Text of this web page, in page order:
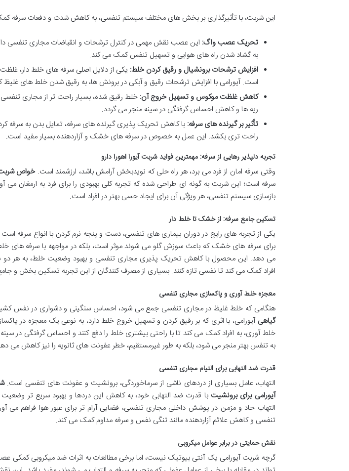
این شربت، با تأثیرگذاری بر بخش های مختلف سیستم تنفسی، به کاهش شدت و دفعات سرفه
تحریک عصب واگ: این عصب نقش مهمی در کنترل ترشحات و انقباضات مجاری تنفسی
به گشاد شدن راه های هوایی و تسهیل تنفس کمک می کند.
افزایش ترشحات برونشیال و رقیق کردن خلط: یکی از دلایل اصلی سرفه های خلط دار،
است. آیورامی با افزایش ترشحات رقیق و آبکی در برونش ها، به رقیق شدن خلط های
کاهش غلظت موکوس و تسهیل خروج آن: خلط رقیق شده، بسیار راحت تر از مجاری
ریه ها و کاهش احساس گرفتگی در سینه منجر می گردد.
تأثیر بر گیرنده های سرفه: با کاهش تحریک پذیری گیرنده های سرفه، تمایل بدن به سرفه
راحت تری بکشد. این عمل به خصوص در سرفه های خشک و آزاردهنده بسیار مفید است.
تجربه دلپذیر رهایی از سرفه: مهمترین فواید شربت آیورا اهورا دارو
وقتی سرفه امان از فرد می برد، هر راه حلی که نویدبخش آرامش باشد، ارزشمند است.خواص شربت
سرفه است؛ این شربت به گونه ای طراحی شده که تجربه کلی بهبودی را برای فرد به ارمغان می
بازسازی سیستم تنفسی، هر ویژگی آن برای ایجاد حسی بهتر در افراد است.
تسکین جامع سرفه: از خشک تا خلط دار
یکی از تجربه های رایج در دوران بیماری های تنفسی، دست و پنجه نرم کردن با انواع سرفه
برای سرفه های خشک که باعث سوزش گلو می شوند موثر است، بلکه در مواجهه با سرفه های
می دهد. این محصول با کاهش تحریک پذیری مجاری تنفسی و بهبود وضعیت خلط، به هر دو
افراد کمک می کند تا نفسی تازه کنند. بسیاری از مصرف کنندگان از این تجربه تسکین بخش و
معجزه خلط آوری و پاکسازی مجاری تنفسی
هنگامی که خلط غلیظ در مجاری تنفسی جمع می شود، احساس سنگینی و دشواری در نفس
گیاهی آیورامی، با اثری که بر رقیق کردن و تسهیل خروج خلط دارد، به نوعی یک معجزه در
خلط آوری، به افراد کمک می کند تا با راحتی بیشتری خلط را دفع کنند و احساس گرفتگی در
به تنفس بهتر منجر می شود، بلکه به طور غیرمستقیم، خطر عفونت های ثانویه را نیز کاهش می
قدرت ضد التهابی برای التیام مجاری تنفسی
التهاب، عامل بسیاری از دردهای ناشی از سرماخوردگی، برونشیت و عفونت های تنفسی است.
آیورامی برای برونشیت با قدرت ضد التهابی خود، به کاهش این دردها و بهبود سریع تر
التهاب حاد و مزمن در پوشش داخلی مجاری تنفسی، فضایی آرام تر برای عبور هوا فراهم می
تنفسی و کاهش علائم آزاردهنده مانند تنگی نفس و سرفه مداوم کمک می کند.
نقش حمایتی در برابر عوامل میکروبی
گرچه شربت آیورامی یک آنتی بیوتیک نیست، اما برخی مطالعات به اثرات ضد میکروبی کمکی